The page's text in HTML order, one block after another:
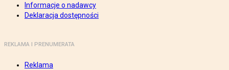
Informacje o nadawcy
Deklaracja dostępności
REKLAMA I PRENUMERATA
Reklama